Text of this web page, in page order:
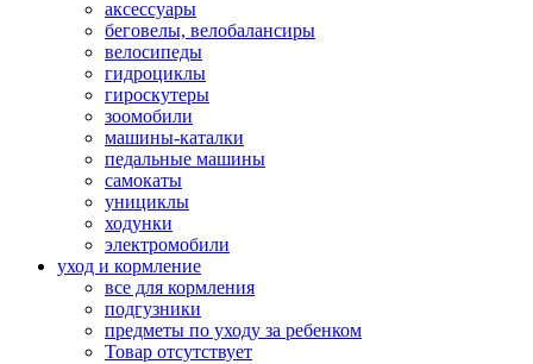
аксессуары
беговелы, велобалансиры
велосипеды
гидроциклы
гироскутеры
зоомобили
машины-каталки
педальные машины
самокаты
унициклы
ходунки
электромобили
уход и кормление
все для кормления
подгузники
предметы по уходу за ребенком
Товар отсутствует